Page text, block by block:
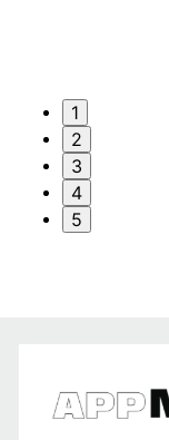
1
2
3
4
5